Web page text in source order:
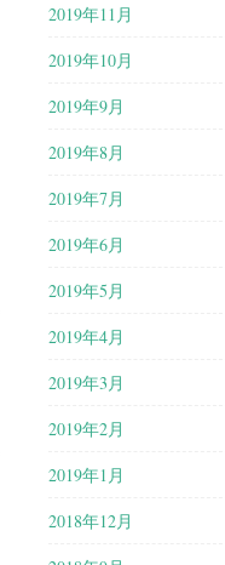
2019年11月
2019年10月
2019年9月
2019年8月
2019年7月
2019年6月
2019年5月
2019年4月
2019年3月
2019年2月
2019年1月
2018年12月